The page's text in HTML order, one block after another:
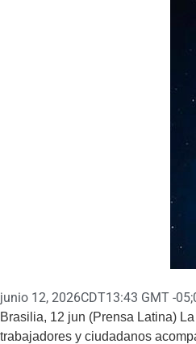
junio 12, 2026CDT13:43 GMT -
Brasilia, 12 jun (Prensa Latina)
trabajadores y ciudadanos